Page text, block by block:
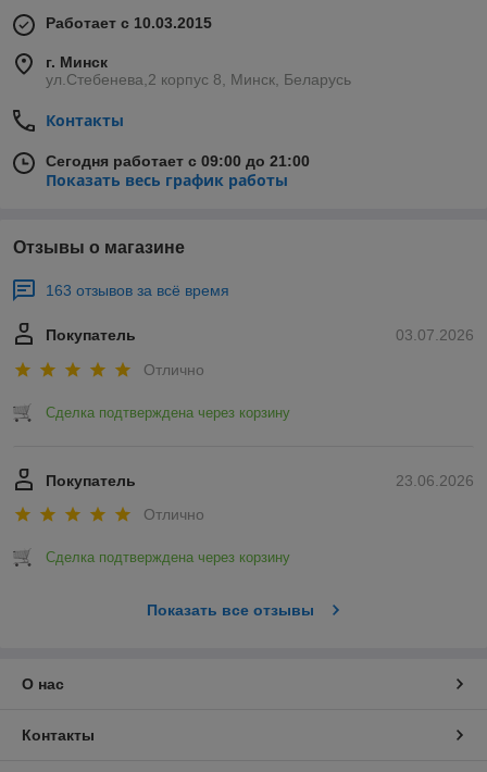
Работает с 10.03.2015
г. Минск
ул.Стебенева,2 корпус 8, Минск, Беларусь
Контакты
Сегодня работает с 09:00 до 21:00
Показать весь график работы
Отзывы о магазине
163 отзывов за всё время
03.07.2026
Покупатель
Отлично
Сделка подтверждена через корзину
23.06.2026
Покупатель
Отлично
Сделка подтверждена через корзину
Показать все отзывы
О нас
Контакты